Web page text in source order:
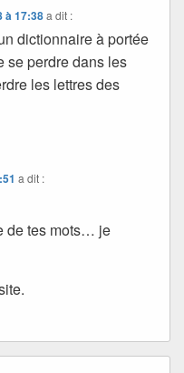
à 17:38 a dit :
dictionnaire à portée
se perdre dans les
les lettres des
a dit :
de tes mots… je